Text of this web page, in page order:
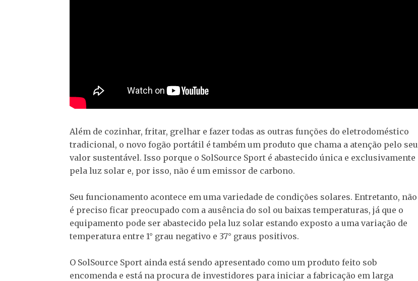
Além de cozinhar, fritar, grelhar e fazer todas as outras funções do eletrodoméstico
tradicional, o novo fogão portátil é também um produto que chama a atenção pelo seu
valor sustentável. Isso porque o SolSource Sport é abastecido única e exclusivamente
pela luz solar e, por isso, não é um emissor de carbono.
Seu funcionamento acontece em uma variedade de condições solares. Entretanto, não
é preciso ficar preocupado com a ausência do sol ou baixas temperaturas, já que o
equipamento pode ser abastecido pela luz solar estando exposto a uma variação de
temperatura entre 1° grau negativo e 37° graus positivos.
O SolSource Sport ainda está sendo apresentado como um produto feito sob
encomenda e está na procura de investidores para iniciar a fabricação em larga